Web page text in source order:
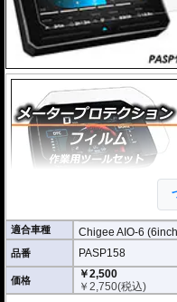
合わせたものをご利用いただけま
適合車種 Chigee AIO-6
品番 PASP158
価格
￥2,500
￥2,750(税込)